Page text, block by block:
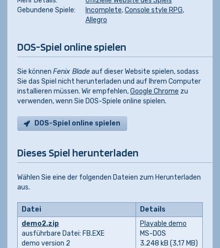
Gebundene Spiele:
Incomplete,Console style RPG,
Allegro
DOS-Spiel online spielen
Sie können Fenix Bladeauf dieser Website spielen, sodass
Sie das Spiel nicht herunterladen und auf Ihrem Computer
installieren müssen. Wir empfehlen,Google Chrome zu
verwenden, wenn Sie DOS-Spiele online spielen.
DOS-Spiel online spielen
Dieses Spiel herunterladen
Wählen Sie eine der folgenden Dateien zum Herunterladen
aus.
Datei
Details
demo2.zip
ausführbare Datei: FB.EXE
demo version 2
Playable demo
MS-DOS
3.248 kB (3,17 MB)